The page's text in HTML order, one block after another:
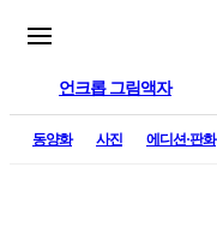
언크롭 그림액자
동양화 사진 에디션·판화